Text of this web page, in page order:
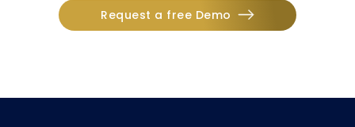
Request a free Demo